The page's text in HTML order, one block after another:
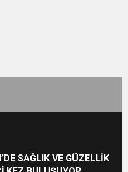
SAĞLIK VE GÜZELLİK